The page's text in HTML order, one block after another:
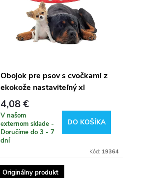
Obojok pre psov s cvočkami z
ekokože nastaviteľný xl
4,08 €
V našom
externom sklade -
Doručíme do 3 - 7
dní
DO KOŠÍKA
Kód: 19364
Originálny produkt